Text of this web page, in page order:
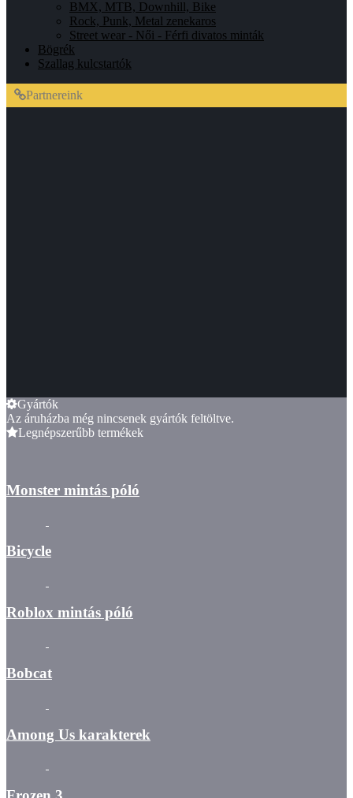
BMX, MTB, Downhill, Bike
Rock, Punk, Metal zenekaros
Street wear - Női - Férfi divatos minták
Bögrék
Szallag kulcstartók
Partnereink
Gyártók
Az áruházba még nincsenek gyártók feltöltve.
Legnépszerűbb termékek
Monster mintás póló
Bicycle
Roblox mintás póló
Bobcat
Among Us karakterek